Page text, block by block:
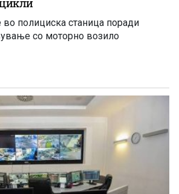
полициска станица поради
со моторно возило